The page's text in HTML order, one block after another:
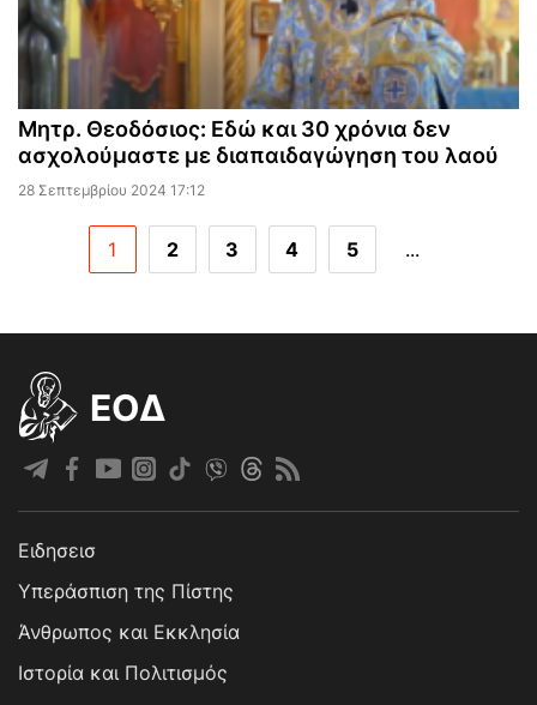
Μητρ. Θεοδόσιος: Εδώ και 30 χρόνια δεν
ασχολούμαστε με διαπαιδαγώγηση του λαού
28 Σεπτεμβρίου 2024 17:12
1 2 3 4 5 ...
EOΔ
Ειδησεισ
Υπεράσπιση της Πίστης
Άνθρωπος και Εκκλησία
Ιστορία και Πολιτισμός